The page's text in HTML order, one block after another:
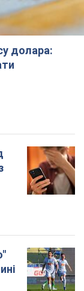
долара: